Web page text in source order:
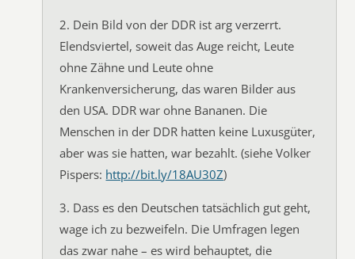
2. Dein Bild von der DDR ist arg verzerrt.
Elendsviertel, soweit das Auge reicht, Leute
ohne Zähne und Leute ohne
Krankenversicherung, das waren Bilder aus
den USA. DDR war ohne Bananen. Die
Menschen in der DDR hatten keine Luxusgüter,
aber was sie hatten, war bezahlt. (siehe Volker
Pispers: http://bit.ly/18AU30Z)
3. Dass es den Deutschen tatsächlich gut geht,
wage ich zu bezweifeln. Die Umfragen legen
das zwar nahe – es wird behauptet, die